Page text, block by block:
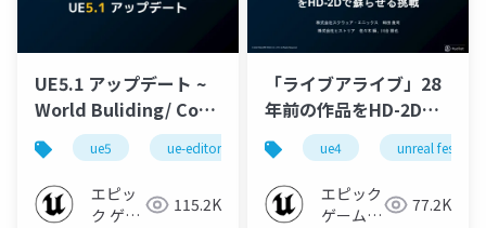
UE5.1 アップデート ~
World Buliding/ Core
~
ue5 ue-editor ue-environment ue-
エピッ
ク ゲー
115.2K
「ライブアライブ」28
年前の作品をHD-2Dで
蘇らせる挑戦
【UNREAL FEST WEST
’22】
ue4 unreal fest
エピック
ゲームズ
77.2K